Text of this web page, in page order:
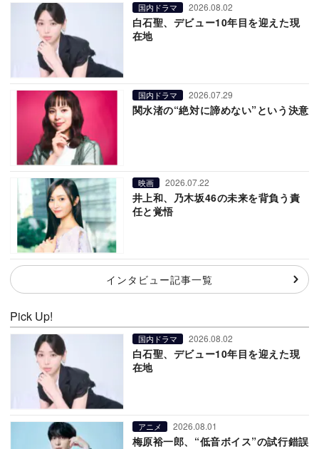
国内ドラマ 2026.08.02
白石聖、デビュー10年目を迎えた現
在地
国内ドラマ 2026.07.29
関水渚の“絶対に諦めない”という決意
映画 2026.07.22
井上和、乃木坂46の未来を背負う責
任と覚悟
インタビュー記事一覧
Pick Up!
国内ドラマ 2026.08.02
白石聖、デビュー10年目を迎えた現
在地
アニメ 2026.08.01
梅原裕一郎、“低音ボイス”の試行錯誤